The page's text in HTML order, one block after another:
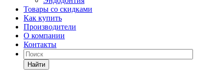
Товары со скидками
Как купить
Производители
О компании
Контакты
Найти